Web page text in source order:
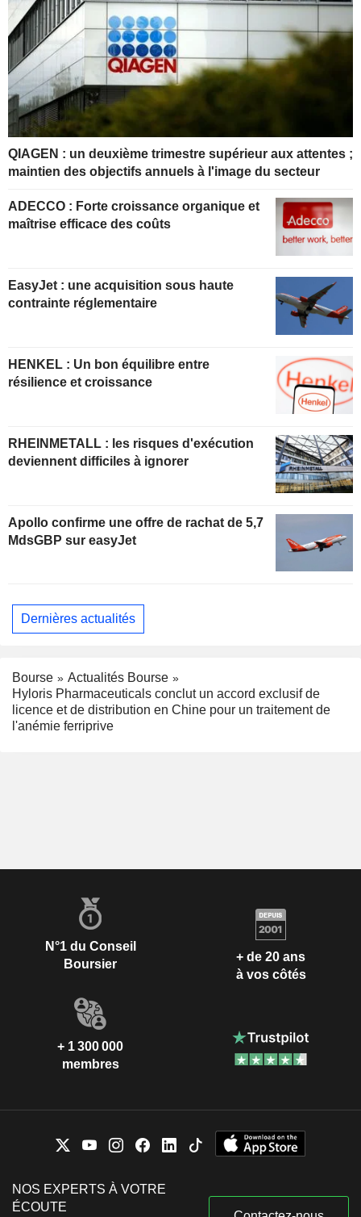
QIAGEN : un deuxième trimestre supérieur aux attentes ;
maintien des objectifs annuels à l'image du secteur
ADECCO : Forte croissance organique et
maîtrise efficace des coûts
EasyJet : une acquisition sous haute
contrainte réglementaire
HENKEL : Un bon équilibre entre
résilience et croissance
RHEINMETALL : les risques d'exécution
deviennent difficiles à ignorer
Apollo confirme une offre de rachat de 5,7
MdsGBP sur easyJet
Dernières actualités
Bourse
Actualités Bourse
Hyloris Pharmaceuticals conclut un accord exclusif de
licence et de distribution en Chine pour un traitement de
l'anémie ferriprive
N°1 du Conseil
Boursier
+ de 20 ans
à vos côtés
+ 1 300 000
membres
NOS EXPERTS À VOTRE
ÉCOUTE